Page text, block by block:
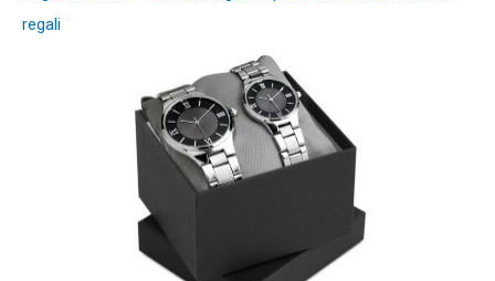
regali